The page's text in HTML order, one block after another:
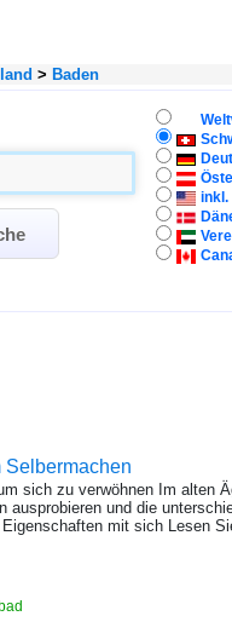
> Baden
inkl.
Selbermachen
sich zu verwöhnen Im alten
ausprobieren und die
mit sich Lesen